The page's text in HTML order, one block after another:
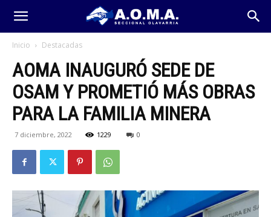
Inicio Destacadas
AOMA INAUGURÓ SEDE DE
OSAM Y PROMETIÓ MÁS OBRAS
PARA LA FAMILIA MINERA
7 diciembre, 2022 1229 0